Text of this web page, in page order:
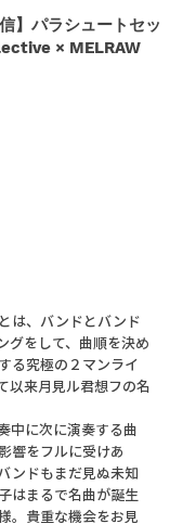
】パラシュートセッ
× MELRAW
は、バンドとバンド
グをして、曲順を決め
る究極の２マンライ
以来月見ル君想フの名
中に次に演奏する曲
響をフルに受けあ
ンドもまだ見ぬ未知
はまるで名曲が誕生
。貴重な機会をお見